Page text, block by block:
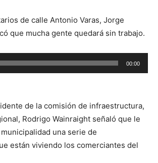
de calle Antonio Varas, Jorge
que mucha gente quedará sin trabajo.
00:00
de la comisión de infraestructura,
Rodrigo Wainraight señaló que le
una serie de
están viviendo los comerciantes del